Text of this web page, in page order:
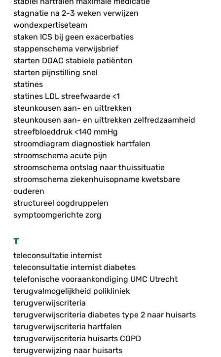
stagnatie na 2-3 weken verwijzen
wondexpertiseteam
staken ICS bij geen exacerbaties
stappenschema verwijsbrief
starten DOAC stabiele patiënten
starten pijnstilling snel
statines
statines LDL streefwaarde <1
steunkousen aan- en uittrekken
steunkousen aan- en uittrekken zelfredzaamheid
streefbloeddruk <140 mmHg
stroomdiagram diagnostiek hartfalen
stroomschema acute pijn
stroomschema ontslag naar thuissituatie
stroomschema ziekenhuisopname kwetsbare
ouderen
structureel oogdruppelen
symptoomgerichte zorg
T
teleconsultatie internist
teleconsultatie internist diabetes
telefonische vooraankondiging UMC Utrecht
terugvalmogelijkheid polikliniek
terugverwijscriteria
terugverwijscriteria diabetes type 2 naar huisarts
terugverwijscriteria hartfalen
terugverwijscriteria huisarts COPD
terugverwijzing naar huisarts